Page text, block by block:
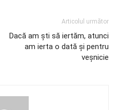
Articolul următor
Dacă am şti să iertăm, atunci
am ierta o dată şi pentru
veşnicie